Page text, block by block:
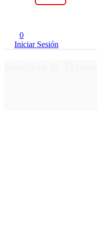
0
Iniciar Sesión